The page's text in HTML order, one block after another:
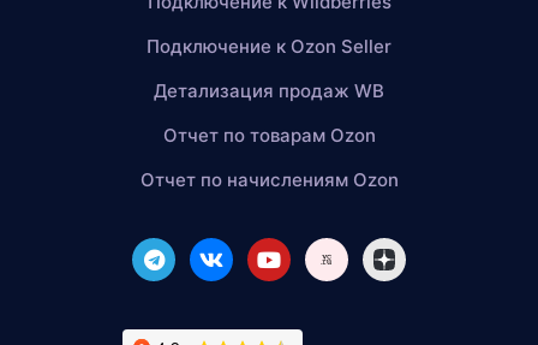
Подключение к Ozon Seller
Детализация продаж WB
Отчет по товарам Ozon
Отчет по начислениям Ozon